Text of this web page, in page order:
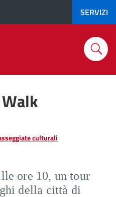
SERVIZI
culturali
ore 10, un tour
della città di